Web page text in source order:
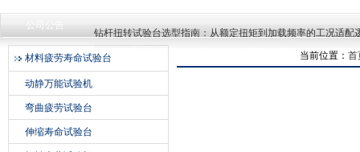
公司公告
钻杆扭转试验台选型指南：从额定扭矩到加载频率的工况适配
2026-07-23
钻杆扭转试验台选型指南：从额定扭矩到加载频率的工况适配
2026-07-23
材料疲劳寿命试验台
动静万能试验机
弯曲疲劳试验台
伸缩寿命试验台
当前位置： 首